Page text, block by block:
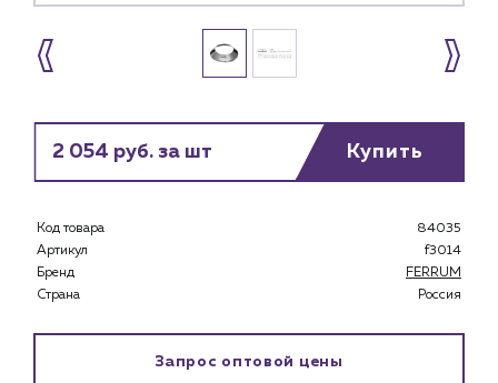
2 054 руб. за шт Купить
Код товара
84035
Артикул
f3014
Бренд
FERRUM
Страна
Россия
Запрос оптовой цены